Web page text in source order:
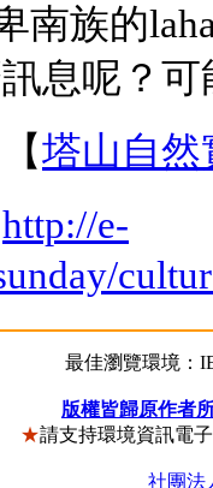
南族的
息呢？
塔山自然
http://e-
最佳瀏覽環境：
版權皆歸原作者
★請支持環境資訊電
社團法